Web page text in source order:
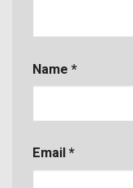
Name *
Email *